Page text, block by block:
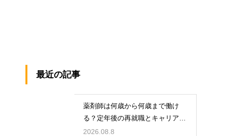
最近の記事
薬剤師は何歳から何歳まで働け
る？定年後の再就職とキャリアの
術
2026.08.8